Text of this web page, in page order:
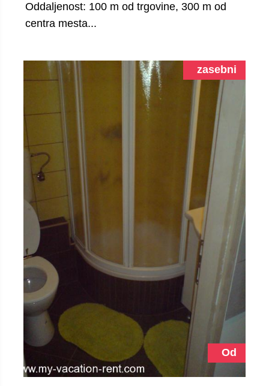
Oddaljenost: 100 m od trgovine, 300 m od
centra mesta...
Od
zasebni